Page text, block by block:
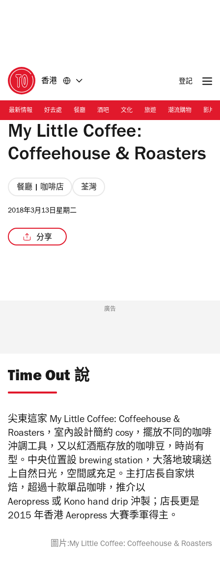
香港 登記
最新情報 好去處 餐廳 酒吧 文化 旅遊 潮流購物 影片
My Little Coffee:
Coffeehouse & Roasters
餐廳 | 咖啡店 荃灣
2018年3月13日星期二
分享
廣告
Time Out 說
尖東這家 My Little Coffee: Coffeehouse &
Roasters ，室內設計簡約 cosy，擺放不同的咖啡
沖調工具，又以紅酒瓶存放的咖啡豆，時尚有
型。 中央位置設 brewing station ，大落地玻璃送
上自然日光，空間感充足。主打店長自家烘
焙， 超過十款單品咖啡，推介以
Aeropress 或 Kono hand drip 沖製；店長更是
2015 年香港 Aeropress 大賽季軍得主。
圖片:My Little Coffee: Coffeehouse & Roasters